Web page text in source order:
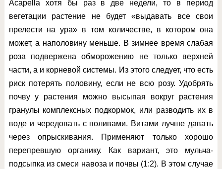
Acapella хотя бы раз в две недели, то в период
вегетации растение не будет «выдавать все свои
прелести на ура» в том количестве, в котором она
может, а наполовину меньше. В зимнее время слабая
роза подвержена обморожению не только верхней
части, а и корневой системы. Из этого следует, что есть
риск потерять половину, если не всю розу. Удобрять
почву у растения можно высыпая вокруг растения
гранулы комплексных подкормок, или разводить их в
воде и чередовать с поливами. Витами лучше давать
через опрыскивания. Применяют только хорошо
перепревшую органику. Как вариант, это мульча-
подсыпка из смеси навоза и почвы (1:2). В этом случае